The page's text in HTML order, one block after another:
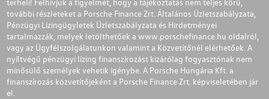
további részleteket a Porsche Finance Zrt. Általános Üzletszabályzata,
Pénzügyi Lízingügyletek Üzletszabályzata és Hirdetményei
tartalmazzák, melyek letölthetőek a www.porschefinance.hu oldalról,
vagy az Ügyfélszolgálatunkon valamint a Közvetítőnél elérhetőek. A
nyíltvégű pénzügyi lízing finanszírozást kizárólag fogyasztónak nem
minősülő személyek vehetik igénybe. A Porsche Hungária Kft. a
finanszírozás közvetítőjeként a Porsche Finance Zrt. képviseletében jár
el.